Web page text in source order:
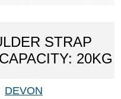
STRAP
20KG
DEVON